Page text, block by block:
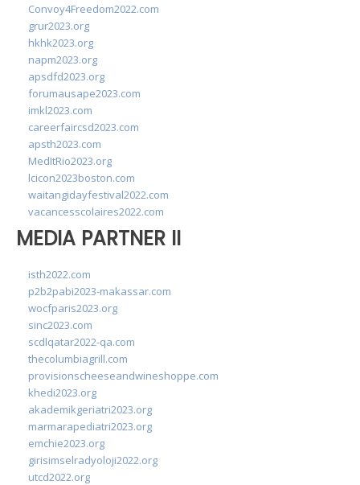
Convoy4Freedom2022.com
grur2023.org
hkhk2023.org
napm2023.org
apsdfd2023.org
forumausape2023.com
imkl2023.com
careerfaircsd2023.com
apsth2023.com
MedItRio2023.org
lcicon2023boston.com
waitangidayfestival2022.com
vacancesscolaires2022.com
MEDIA PARTNER II
isth2022.com
p2b2pabi2023-makassar.com
wocfparis2023.org
sinc2023.com
scdlqatar2022-qa.com
thecolumbiagrill.com
provisionscheeseandwineshoppe.com
khedi2023.org
akademikgeriatri2023.org
marmarapediatri2023.org
emchie2023.org
girisimselradyoloji2022.org
utcd2022.org